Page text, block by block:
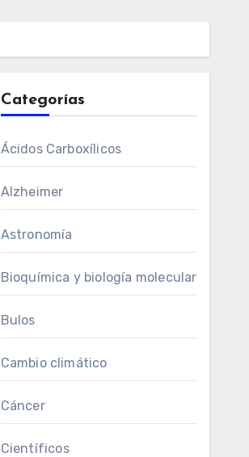
Categorías
Ácidos Carboxílicos
Alzheimer
Astronomía
Bioquímica y biología molecular
Bulos
Cambio climático
Cáncer
Científicos